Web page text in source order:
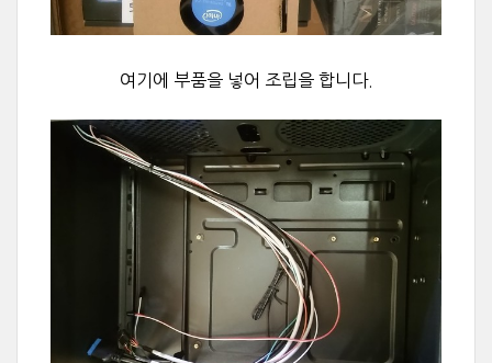
여기에 부품을 넣어 조립을 합니다.